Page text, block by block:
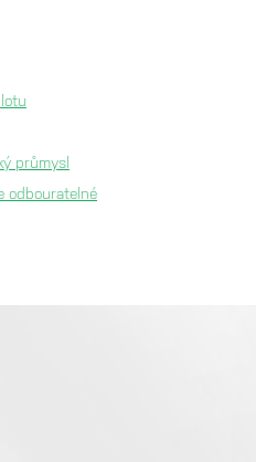
průmysl
odbouratelné